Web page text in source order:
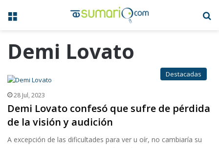
Menú
Demi Lovato
Destacadas
28 Jul, 2023
Demi Lovato confesó que sufre de pérdida
de la visión y audición
A excepción de las dificultades para ver u oír, no cambiaría su